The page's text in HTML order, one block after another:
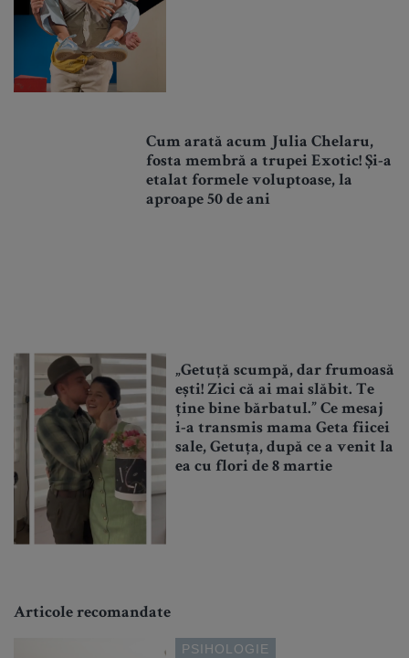
Cum arată acum Julia Chelaru,
fosta membră a trupei Exotic! Și-a
etalat formele voluptoase, la
aproape 50 de ani
„Getuță scumpă, dar frumoasă
ești! Zici că ai mai slăbit. Te
ține bine bărbatul.” Ce mesaj
i-a transmis mama Geta fiicei
sale, Getuța, după ce a venit la
ea cu flori de 8 martie
Articole recomandate
PSIHOLOGIE